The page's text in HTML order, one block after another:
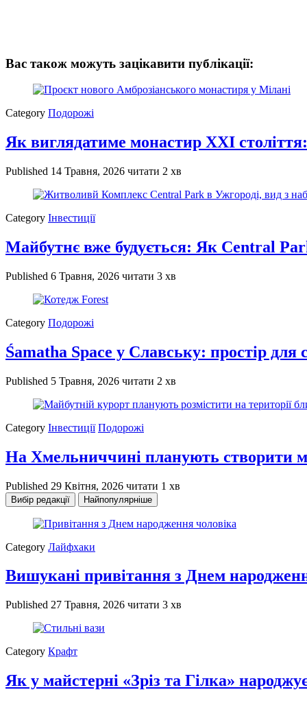
Вас також можуть зацікавити публікації:
Category Подорожі
Як виглядатиме монастир XXI
Published 14 Травня, 2026 читати 2 хв
Category Інвестиції
Майбутнє вже будується: Як Central
Published 6 Травня, 2026 читати 3 хв
Category Подорожі
Śamatha Space у Славську: простір для
Published 5 Травня, 2026 читати 2 хв
Category Інвестиції Подорожі
На Хмельниччині планують створити
Published 29 Квітня, 2026 читати 1 хв
Вибір редакції Найпопулярніше
Category Лайфхаки
Вишукані привітання з Днем
Published 27 Травня, 2026 читати 3 хв
Category Крафт
Як у майстерні «Зріз та Гілка»